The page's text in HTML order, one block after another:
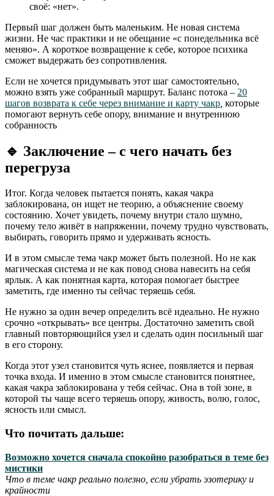
своё: «нет».
Первый шаг должен быть маленьким. Не новая система
жизни. Не час практики и не обещание «с понедельника всё
меняю». А короткое возвращение к себе, которое психика
сможет выдержать без сопротивления.
Если не хочется придумывать этот шаг самостоятельно,
можно взять уже собранный маршрут. Баланс потока – 20
шагов возврата к себе через внимание и карту чакр которые
помогают вернуть себе опору, внимание и внутреннюю
собранность
🔹 Заключение – с чего начать без
перегруза
Итог. Когда человек пытается понять, какая чакра
заблокирована, он ищет не теорию, а объяснение своему
состоянию. Хочет увидеть, почему внутри стало шумно,
почему тело живёт в напряжении, почему трудно чувствовать,
выбирать, говорить прямо и удерживать ясность.
И в этом смысле тема чакр может быть полезной. Но не как
магическая система и не как повод снова навесить на себя
ярлык. А как понятная карта, которая помогает быстрее
заметить, где именно ты сейчас теряешь себя.
Не нужно за один вечер определить всё идеально. Не нужно
срочно «открывать» все центры. Достаточно заметить свой
главный повторяющийся узел и сделать один посильный шаг
в его сторону.
Когда этот узел становится чуть яснее, появляется и первая
точка входа. И именно в этом смысле становится понятнее,
какая чакра заблокирована у тебя сейчас. Она в той зоне, в
которой ты чаще всего теряешь опору, живость, волю, голос,
ясность или смысл.
Что почитать дальше:
Возможно хочется сначала спокойно разобраться в теме без
мистики
Что в теме чакр реально полезно, если убрать эзотерику и
крайности